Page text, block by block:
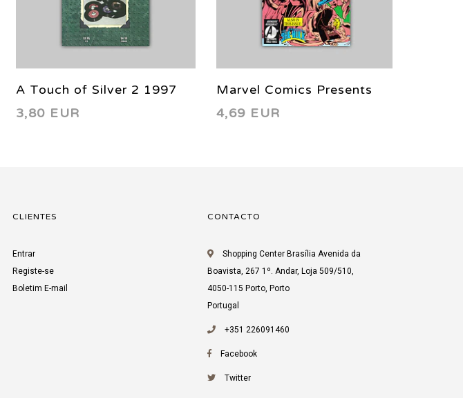
A Touch of Silver 2 1997
3,80 EUR
Marvel Comics Presents
126 1993
4,69 EUR
CLIENTES
Entrar
Registe-se
Boletim E-mail
CONTACTO
Shopping Center Brasília Avenida da
Boavista, 267 1º. Andar, Loja 509/510,
4050-115 Porto, Porto
Portugal
+351 226091460
Facebook
Twitter